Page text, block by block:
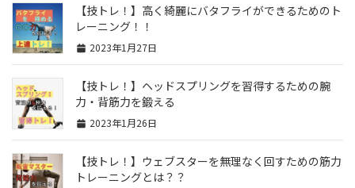
【技トレ！】高く綺麗にバタフライができるためのト
レーニング！！
2023年1月27日
【技トレ！】ヘッドスプリングを習得するための腕
力・背筋力を鍛える
2023年1月26日
【技トレ！】ウェブスターを無理なく回すための筋力
トレーニングとは？？